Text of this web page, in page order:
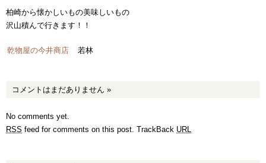
柏崎から懐かしいもの美味しいもの
沢山積んで行きます！！
乾物屋の今井商店 若林
コメントはまだありません »
No comments yet.
RSS feed for comments on this post. TrackBack URL